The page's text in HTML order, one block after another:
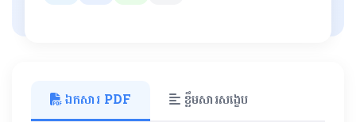
ឯកសារ PDF ខ្លឹមសារសង្ខេប